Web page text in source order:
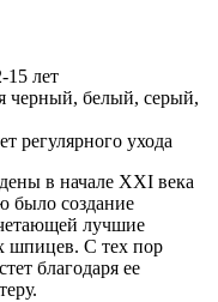
15 лет
черный, белый, серый,
регулярного ухода
в начале XXI века
было создание
лучшие
шпицев. С тех пор
благодаря ее